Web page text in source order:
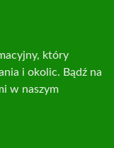
który
i okolic. Bądź na
w naszym